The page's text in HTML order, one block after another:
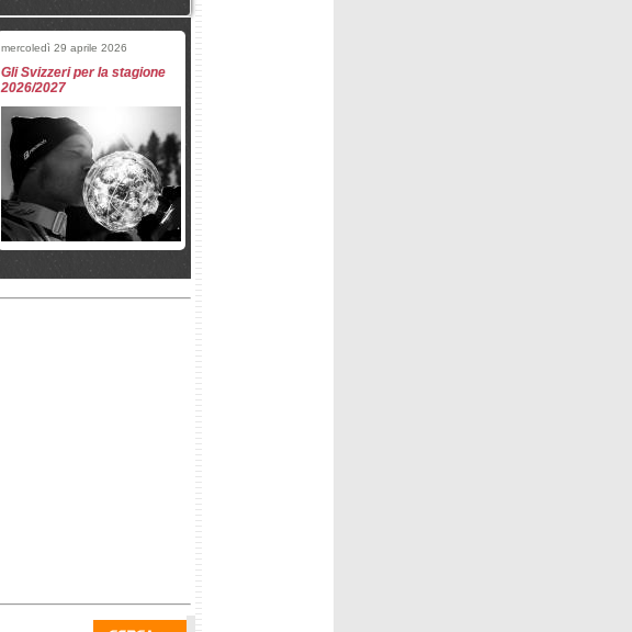
mercoledì 29 aprile 2026
Gli Svizzeri per la stagione
2026/2027